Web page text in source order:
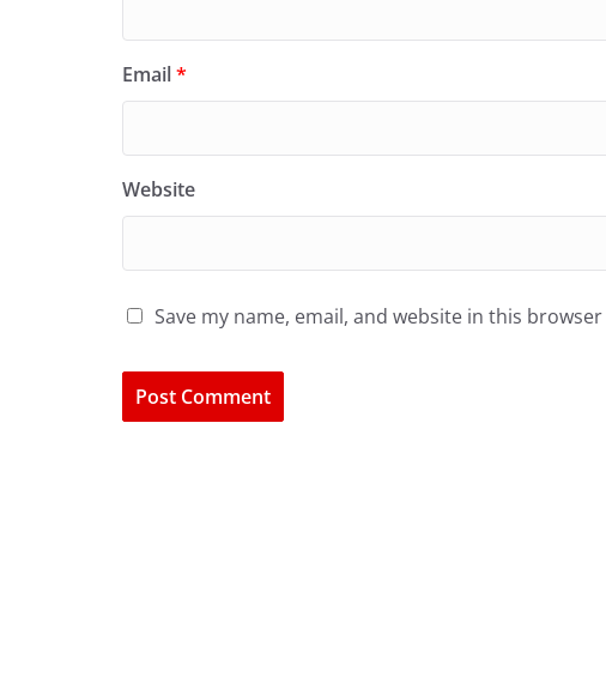
Email*
Website
Save my name, email, and website in this